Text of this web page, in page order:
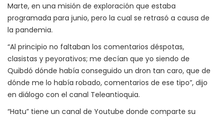
Marte, en una misión de exploración que estaba
programada para junio, pero la cual se retrasó a causa de
la pandemia.
“Al principio no faltaban los comentarios déspotas,
clasistas y peyorativos; me decían que yo siendo de
Quibdó dónde había conseguido un dron tan caro, que de
dónde me lo había robado, comentarios de ese tipo”, dijo
en diálogo con el canal Teleantioquia.
“Hatu” tiene un canal de Youtube donde comparte su